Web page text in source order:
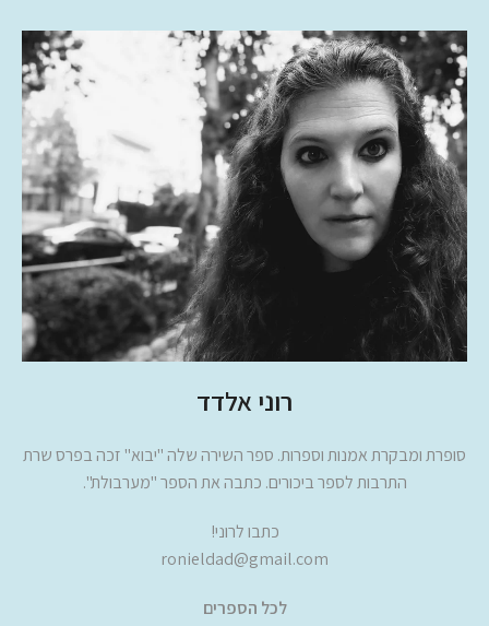
רוני אלדד
סופרת ומבקרת אמנות וספרות. ספר השירה שלה "יבוא" זכה בפרס שרת
התרבות לספר ביכורים. כתבה את הספר "מערבולת".
כתבו לרוני!
ronieldad@gmail.com
לכל הספרים